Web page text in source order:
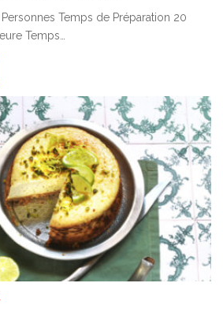
Temps de Préparation 20
Temps…